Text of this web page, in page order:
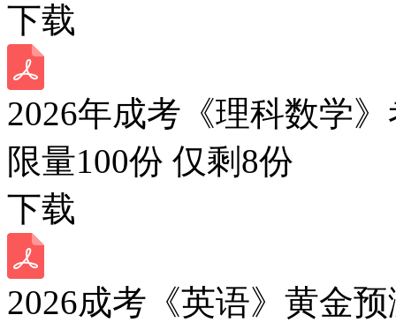
下载
2026年成考《理科数学
限量100份 仅剩 8份
下载
2026成考《英语》黄金